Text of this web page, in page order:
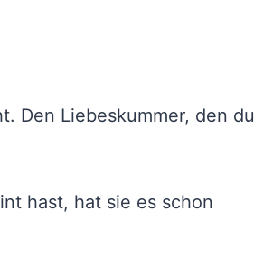
Den Liebeskummer, den du
hast, hat sie es schon